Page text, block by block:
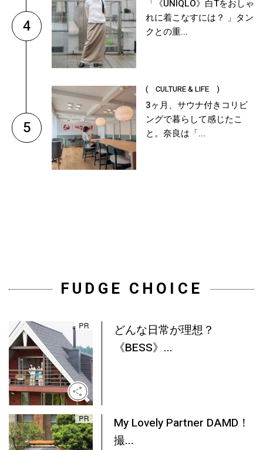
4
「《UNIQLO》白Tをおしゃ
れに着こなすには？ 」タン
クとの重...
5
( CULTURE & LIFE )
3ヶ月、サウナ付きコリビ
ングで暮らして感じたこ
と。奈良は「...
FUDGE CHOICE
どんな日常が理想？
《BESS》...
My Lovely Partner DAMD！
撮...